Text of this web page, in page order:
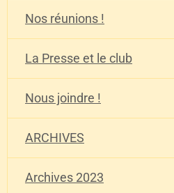
Nos réunions !
La Presse et le club
Nous joindre !
ARCHIVES
Archives 2023